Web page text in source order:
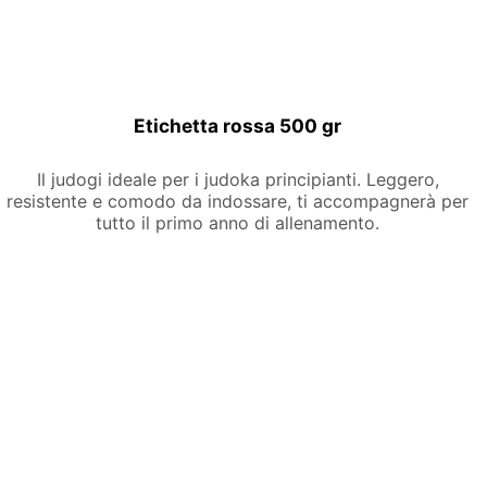
Etichetta rossa 500 gr
Il judogi ideale per i judoka principianti. Leggero,
resistente e comodo da indossare, ti accompagnerà per
tutto il primo anno di allenamento.